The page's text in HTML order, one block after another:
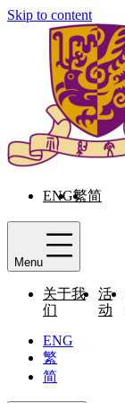
Skip to content
ENG繁简
Menu
关于我
们
活
动
ENG
繁
简